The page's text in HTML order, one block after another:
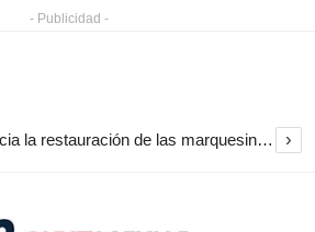
- Publicidad -
El Ayuntamiento inicia la restauración de las marquesinas de Plaza Esteve para volver a instalarlas en el centro de Jerez ›